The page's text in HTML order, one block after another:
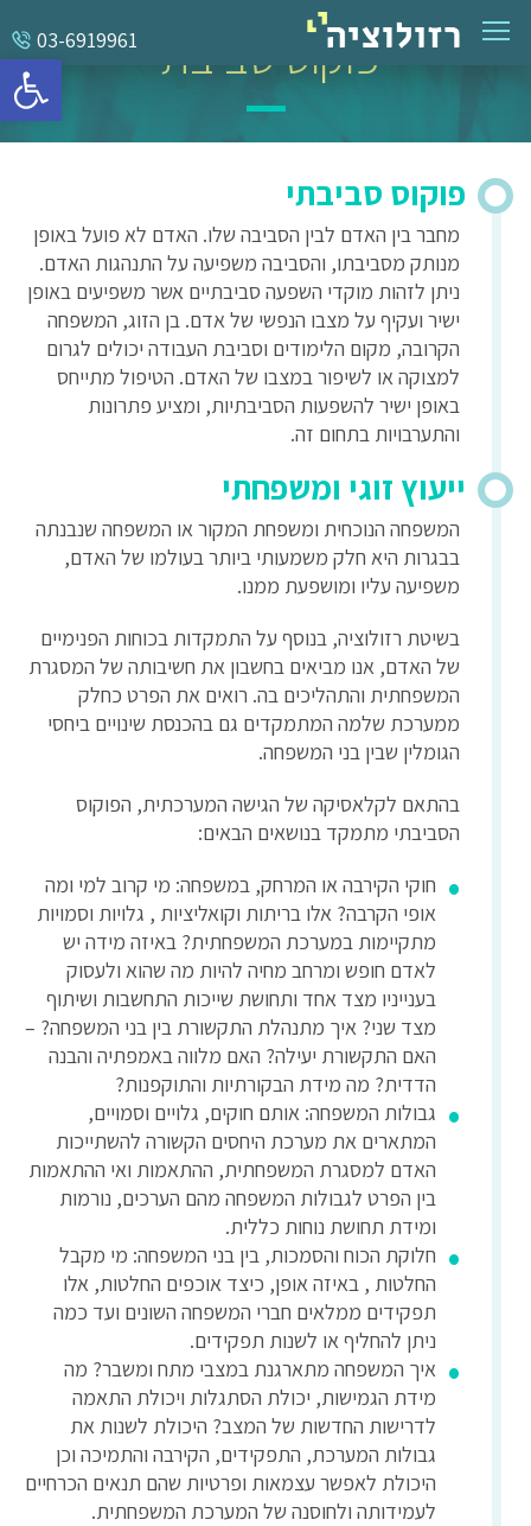
פתח
03-6919961 פוקוס סביבתי
פוקוס סביבתי
מחבר בין האדם לבין הסביבה שלו. האדם לא פועל באופן
מנותק מסביבתו, והסביבה משפיעה על התנהגות האדם.
ניתן לזהות מוקדי השפעה סביבתיים אשר משפיעים באופן
ישיר ועקיף על מצבו הנפשי של אדם. בן הזוג, המשפחה
הקרובה, מקום הלימודים וסביבת העבודה יכולים לגרום
למצוקה או לשיפור במצבו של האדם. הטיפול מתייחס
באופן ישיר להשפעות הסביבתיות, ומציע פתרונות
והתערבויות בתחום זה.
ייעוץ זוגי ומשפחתי
המשפחה הנוכחית ומשפחת המקור או המשפחה שנבנתה
בבגרות היא חלק משמעותי ביותר בעולמו של האדם,
משפיעה עליו ומושפעת ממנו.
בשיטת רזולוציה, בנוסף על התמקדות בכוחות הפנימיים
של האדם, אנו מביאים בחשבון את חשיבותה של המסגרת
המשפחתית והתהליכים בה. רואים את הפרט כחלק
ממערכת שלמה המתמקדים גם בהכנסת שינויים ביחסי
הגומלין שבין בני המשפחה.
בהתאם לקלאסיקה של הגישה המערכתית, הפוקוס
הסביבתי מתמקד בנושאים הבאים:
חוקי הקירבה או המרחק, במשפחה: מי קרוב למי ומה
אופי הקרבה? אלו בריתות וקואליציות , גלויות וסמויות
מתקיימות במערכת המשפחתית? באיזה מידה יש
לאדם חופש ומרחב מחיה להיות מה שהוא ולעסוק
בענייניו מצד אחד ותחושת שייכות התחשבות ושיתוף
מצד שני? איך מתנהלת התקשורת בין בני המשפחה? –
האם התקשורת יעילה? האם מלווה באמפתיה והבנה
הדדית? מה מידת הבקורתיות והתוקפנות?
גבולות המשפחה: אותם חוקים, גלויים וסמויים,
המתארים את מערכת היחסים הקשורה להשתייכות
האדם למסגרת המשפחתית, ההתאמות ואי ההתאמות
בין הפרט לגבולות המשפחה מהם הערכים, נורמות
ומידת תחושת נוחות כללית.
חלוקת הכוח והסמכות, בין בני המשפחה: מי מקבל
החלטות , באיזה אופן, כיצד אוכפים החלטות, אלו
תפקידים ממלאים חברי המשפחה השונים ועד כמה
ניתן להחליף או לשנות תפקידים.
איך המשפחה מתארגנת במצבי מתח ומשבר? מה
מידת הגמישות, יכולת הסתגלות ויכולת התאמה
לדרישות החדשות של המצב? היכולת לשנות את
גבולות המערכת, התפקידים, הקירבה והתמיכה וכן
היכולת לאפשר עצמאות ופרטיות שהם תנאים הכרחיים
לעמידותה ולחוסנה של המערכת המשפחתית.